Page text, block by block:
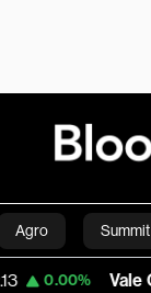
Agro Summit
pessoais
Vale ON 75.39